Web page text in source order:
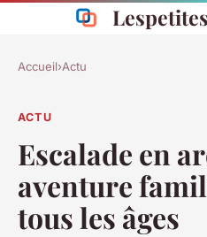
Accueil›Actu
ACTU
Escalade en
aventure
tous les âges